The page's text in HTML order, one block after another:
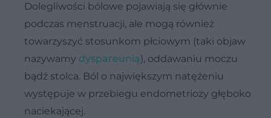
Dolegliwości bólowe pojawiają się głównie
podczas menstruacji, ale mogą również
towarzyszyć stosunkom płciowym (taki objaw
nazywamy dyspareunią), oddawaniu moczu
bądź stolca. Ból o największym natężeniu
występuje w przebiegu endometriozy głęboko
naciekającej.